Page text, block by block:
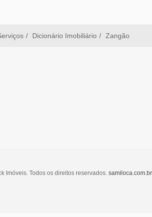
Dicionário Imobiliário Zangão
Imóveis. Todos os direitos reservados. samiloca.com.br